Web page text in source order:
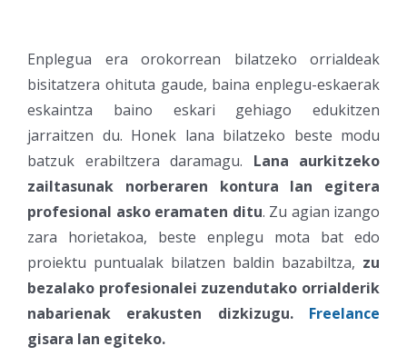
Enplegua era orokorrean bilatzeko orrialdeak
bisitatzera ohituta gaude, baina enplegu-eskaerak
eskaintza baino eskari gehiago edukitzen
jarraitzen du. Honek lana bilatzeko beste modu
batzuk erabiltzera daramagu. Lana aurkitzeko
zailtasunak
norberaren kontura
lan egitera
profesional asko eramaten ditu. Zu agian izango
zara horietakoa, beste enplegu mota bat edo
proiektu puntualak bilatzen baldin bazabiltza, zu
bezalako profesionalei zuzendutako orrialderik
nabarienak erakusten dizkizugu. Freelance
gisara lan egiteko.